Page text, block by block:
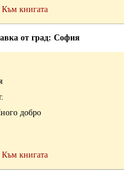
Към книгата
от град: София
добро
Към книгата